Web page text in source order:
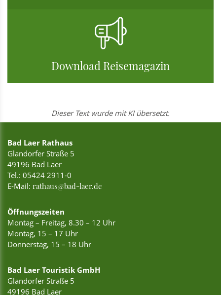
Download Reisemagazin
Dieser Text wurde mit KI übersetzt.
Bad Laer Rathaus
Glandorfer Straße 5
49196 Bad Laer
Tel.: 05424 2911-0
E-Mail: rathaus@bad-laer.de
Öffnungszeiten
Montag – Freitag, 8.30 – 12 Uhr
Montag, 15 – 17 Uhr
Donnerstag, 15 – 18 Uhr
Bad Laer Touristik GmbH
Glandorfer Straße 5
49196 Bad Laer